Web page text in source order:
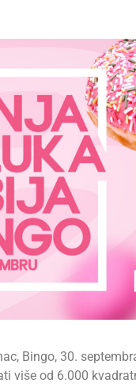
Bingo, 30.
više od 6.000